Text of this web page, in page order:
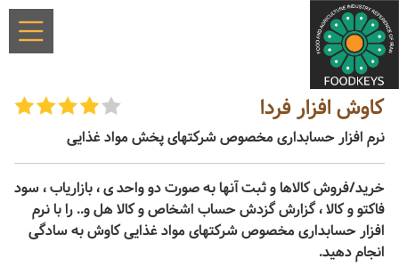
کاوش افزار فردا
نرم افزار حسابداری مخصوص شرکتهای پخش مواد غذایی
خرید/فروش کالاها و ثبت آنها به صورت دو واحد ی ، بازاریاب ، سود
فاکتو و کالا ، گزارش گزدش حساب اشخاص و کالا هل و.. را با نرم
افزار حسابداری مخصوص شرکتهای مواد غذایی کاوش به سادگی
انجام دهید.